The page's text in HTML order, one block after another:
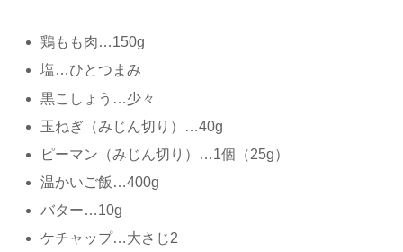
鶏もも肉…150g
塩…ひとつまみ
黒こしょう…少々
玉ねぎ（みじん切り）…40g
ピーマン（みじん切り）…1個（25g）
温かいご飯…400g
バター…10g
ケチャップ…大さじ2